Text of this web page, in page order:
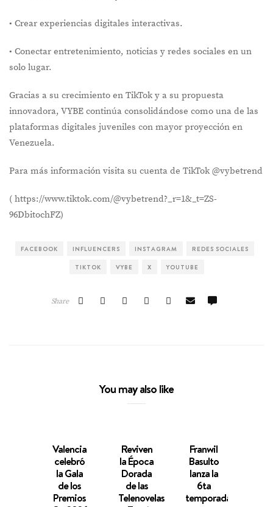
•⁠ ⁠Crear experiencias digitales interactivas.
•⁠ ⁠Conectar entretenimiento, noticias y redes sociales en un
solo lugar.
Gracias a su crecimiento en TikTok y a su propuesta
innovadora, VYBE continúa consolidándose como una de las
plataformas digitales juveniles con mayor proyección en
Venezuela.
Para más información visita su cuenta de TikTok @vybetrend
( https://www.tiktok.com/@vybetrend?_r=1&_t=ZS-
96DbitochFZ)
FACEBOOK INFLUENCERS INSTAGRAM REDES SOCIALES
TIKTOK VYBE X YOUTUBE
Share
You may also like
Valencia
celebró
la Gala
de los
Premios
Reviven
la Época
Dorada
de las
Telenovelas
Franwil
Basulto
lanza la
6ta
temporada